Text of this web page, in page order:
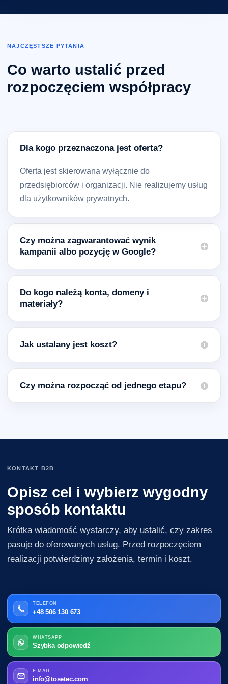
NAJCZĘSTSZE PYTANIA
Co warto ustalić przed
rozpoczęciem współpracy
Dla kogo przeznaczona jest oferta?
Oferta jest skierowana wyłącznie do
przedsiębiorców i organizacji. Nie realizujemy usług
dla użytkowników prywatnych.
Czy można zagwarantować wynik
kampanii albo pozycję w Google?
Do kogo należą konta, domeny i
materiały?
Jak ustalany jest koszt?
Czy można rozpocząć od jednego etapu?
KONTAKT B2B
Opisz cel i wybierz wygodny
sposób kontaktu
Krótka wiadomość wystarczy, aby ustalić, czy zakres
pasuje do oferowanych usług. Przed rozpoczęciem
realizacji potwierdzimy założenia, termin i koszt.
TELEFON
+48 506 130 673
WHATSAPP
Szybka odpowiedź
E-MAIL
info@tosetec.com